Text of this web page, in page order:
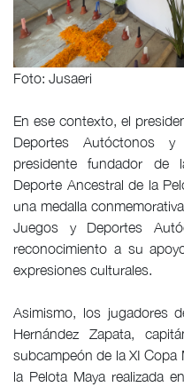
Foto: Jusaeri
En ese contexto, el
Deportes Autóctonos
presidente fundador de
Deporte Ancestral de la
una medalla
Juegos y Deportes
reconocimiento a su
expresiones culturales.
Asimismo, los jugadores
Hernández Zapata,
subcampeón de la XI Copa
la Pelota Maya realizada